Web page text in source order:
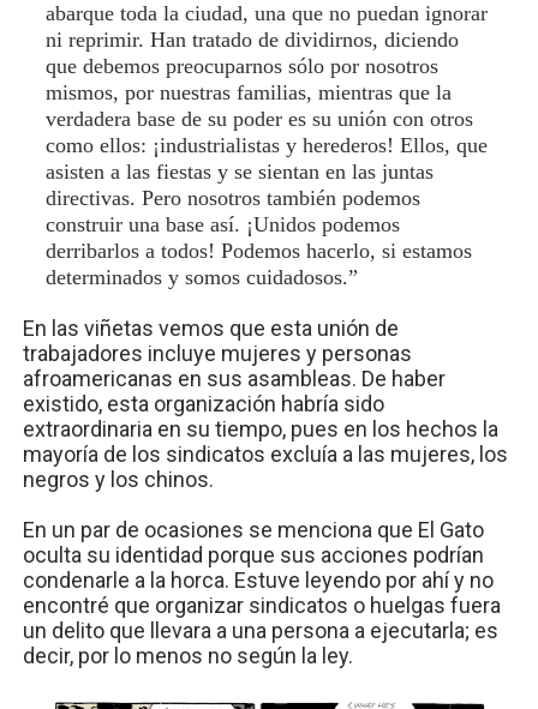
abarque toda la ciudad, una que no puedan ignorar
ni reprimir. Han tratado de dividirnos, diciendo
que debemos preocuparnos sólo por nosotros
mismos, por nuestras familias, mientras que la
verdadera base de su poder es su unión con otros
como ellos: ¡industrialistas y herederos! Ellos, que
asisten a las fiestas y se sientan en las juntas
directivas. Pero nosotros también podemos
construir una base así. ¡Unidos podemos
derribarlos a todos! Podemos hacerlo, si estamos
determinados y somos cuidadosos.”
En las viñetas vemos que esta unión de
trabajadores incluye mujeres y personas
afroamericanas en sus asambleas. De haber
existido, esta organización habría sido
extraordinaria en su tiempo, pues en los hechos la
mayoría de los sindicatos excluía a las mujeres, los
negros y los chinos.
En un par de ocasiones se menciona que El Gato
oculta su identidad porque sus acciones podrían
condenarle a la horca. Estuve leyendo por ahí y no
encontré que organizar sindicatos o huelgas fuera
un delito que llevara a una persona a ejecutarla; es
decir, por lo menos no según la ley.